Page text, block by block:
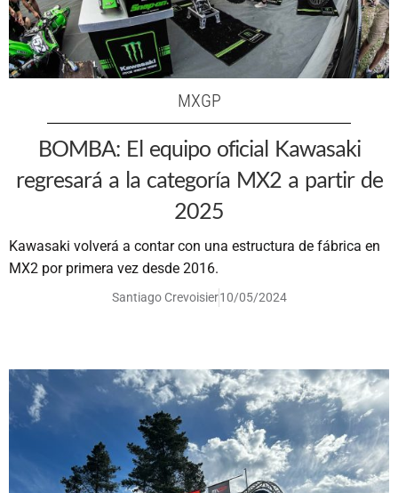
MXGP
BOMBA: El equipo oficial Kawasaki
regresará a la categoría MX2 a partir de
2025
Kawasaki volverá a contar con una estructura de fábrica en
MX2 por primera vez desde 2016.
Santiago Crevoisier10/05/2024